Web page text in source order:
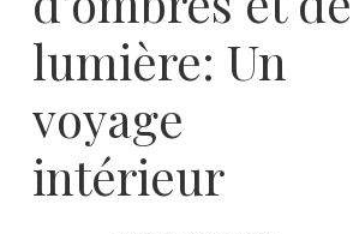
lumière: Un
voyage
intérieur